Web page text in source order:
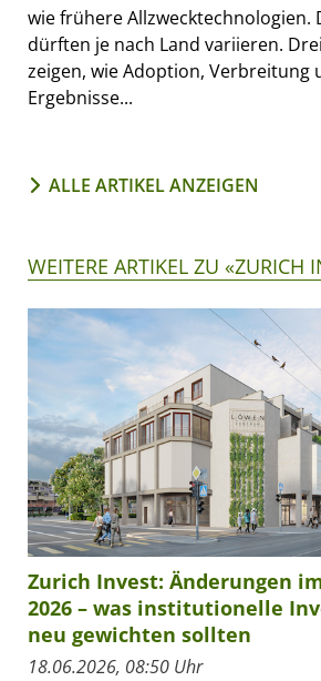
wie frühere Allzwecktechnologien.
dürften je nach Land variieren.
zeigen, wie Adoption, Verbreitung
Ergebnisse...
ALLE ARTIKEL ANZEIGEN
WEITERE ARTIKEL ZU «ZURICH
Zurich Invest: Änderungen
2026 – was institutionelle
neu gewichten sollten
18.06.2026, 08:50 Uhr